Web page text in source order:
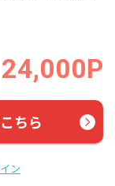
24,000P
ちら
ン